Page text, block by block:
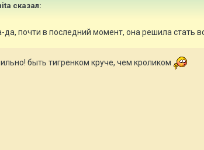
сказал:
да, почти в последний момент, она решила стать
быть тигренком круче, чем кроликом